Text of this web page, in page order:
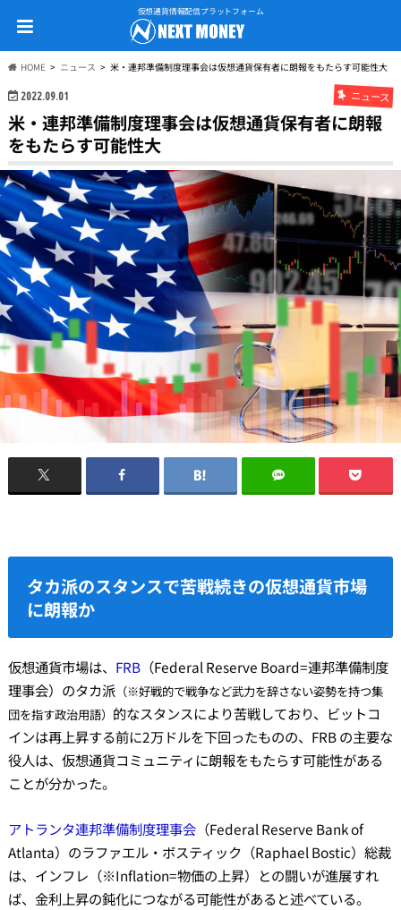
仮想通貨情報配信プラットフォーム
HOME ニュース 米・連邦準備制度理事会は仮想通貨保有者に朗報をもたらす可能性大
2022.09.01 ニュース
米・連邦準備制度理事会は仮想通貨保有者に朗報
をもたらす可能性大
タカ派のスタンスで苦戦続きの仮想通貨市場
に朗報か
仮想通貨市場は、 FRB（Federal Reserve Board=連邦準備制度
理事会）のタカ派（※好戦的で戦争など武力を辞さない姿勢を持つ集
団を指す政治用語） 的なスタンスにより苦戦しており、ビットコ
インは再上昇する前に2万ドルを下回ったものの、FRB の主要な
役人は、仮想通貨コミュニティに朗報をもたらす可能性がある
ことが分かった。
アトランタ連邦準備制度理事会（Federal Reserve Bank of
Atlanta）のラファエル・ボスティック（Raphael Bostic）総裁
は、インフレ（※Inflation=物価の上昇）との闘いが進展すれ
ば、金利上昇の鈍化につながる可能性があると述べている。